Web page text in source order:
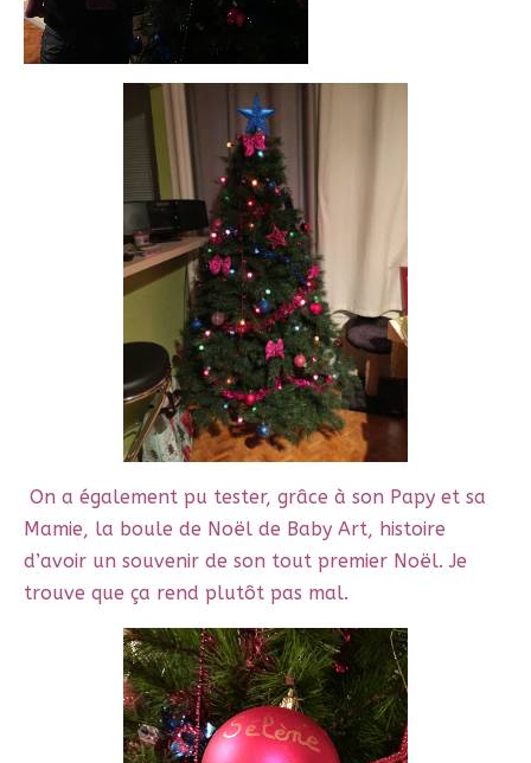
On a également pu tester, grâce à son Papy et sa
Mamie, la boule de Noël de Baby Art, histoire
d’avoir un souvenir de son tout premier Noël. Je
trouve que ça rend plutôt pas mal.